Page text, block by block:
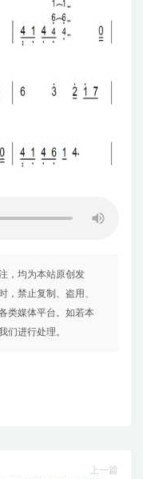
，均为本站原创发
，禁止复制、盗用、
类媒体平台。如若本
们进行处理。
上一篇